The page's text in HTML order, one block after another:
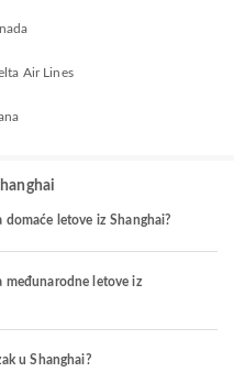
Air Lines
letove iz Shanghai?
međunarodne letove iz
u Shanghai?